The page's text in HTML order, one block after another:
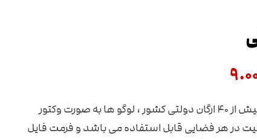
مجموعه ای کم یاب از لوگو های بیش از ۴۰ ارگان دولتی کشور ، لوگو ها به صورت وکتور
در هر فضایی قابل استفاده می باشد و فرمت فایل